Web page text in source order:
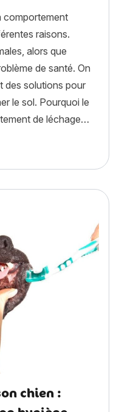
comportement
raisons.
alors que
de santé. On
des solutions pour
le sol. Pourquoi le
de léchage…
chien :